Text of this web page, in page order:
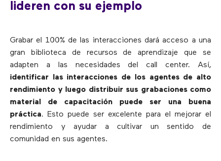
lideren con su ejemplo
Grabar el 100% de las interacciones dará acceso a una
gran biblioteca de recursos de aprendizaje que se
adapten a las necesidades del call center. Así,
identificar las interacciones de los agentes de alto
rendimiento y luego distribuir sus grabaciones como
material de capacitación puede ser una buena
práctica. Esto puede ser excelente para el mejorar el
rendimiento y ayudar a cultivar un sentido de
comunidad en sus agentes.